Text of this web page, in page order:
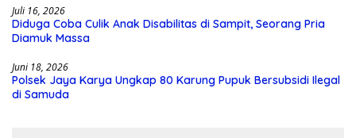
Juli 16, 2026
Diduga Coba Culik Anak Disabilitas di Sampit, Seorang Pria
Diamuk Massa
Juni 18, 2026
Polsek Jaya Karya Ungkap 80 Karung Pupuk Bersubsidi Ilegal
di Samuda